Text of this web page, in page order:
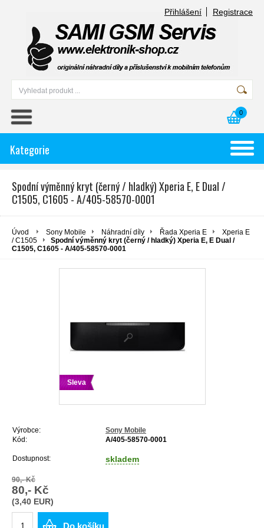
Přihlášení Registrace
0
Kategorie
Spodní výměnný kryt (černý / hladký) Xperia E, E Dual /
C1505, C1605 - A/405-58570-0001
Úvod Sony Mobile Náhradní díly Řada Xperia E
Xperia E
/ C1505
Spodní výměnný kryt (černý / hladký) Xperia E, E Dual /
C1505, C1605 - A/405-58570-0001
Sleva
Výrobce:
Sony Mobile
Kód:
A/405-58570-0001
Dostupnost: skladem
90,- Kč
80,- Kč
(3,40 EUR)
Do košíku